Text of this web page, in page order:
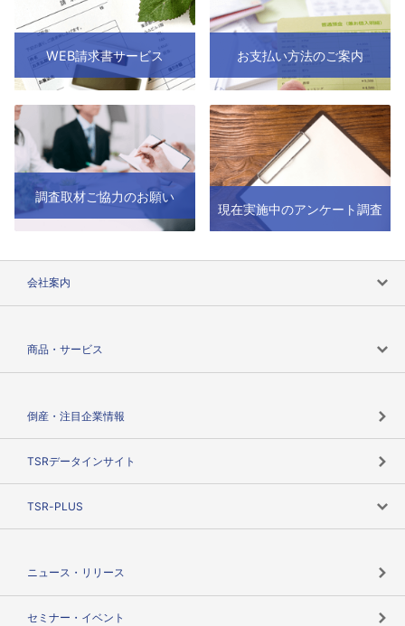
WEB請求書サービス お支払い方法のご案内
調査取材ご協力のお願い
現在実施中のアンケート調査
会社案内
商品・サービス
倒産・注目企業情報
TSRデータインサイト
TSR-PLUS
ニュース・リリース
セミナー・イベント